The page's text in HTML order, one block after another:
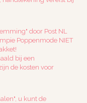
door Post NL
Poppenmode NIET
bij een
de kosten voor
u kunt de